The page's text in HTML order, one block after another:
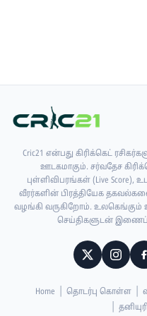
Cric21 என்பது கிரிக்கெட்
ஊடகமாகும். சர்வதேச
புள்ளிவிபரங்கள் (Live Score),
வீரர்களின் பிரத்தியேக
வழங்கி வருகிறோம். உலகெங்கும்
செய்திகளுடன்
Home தொடர்பு கொள்ள